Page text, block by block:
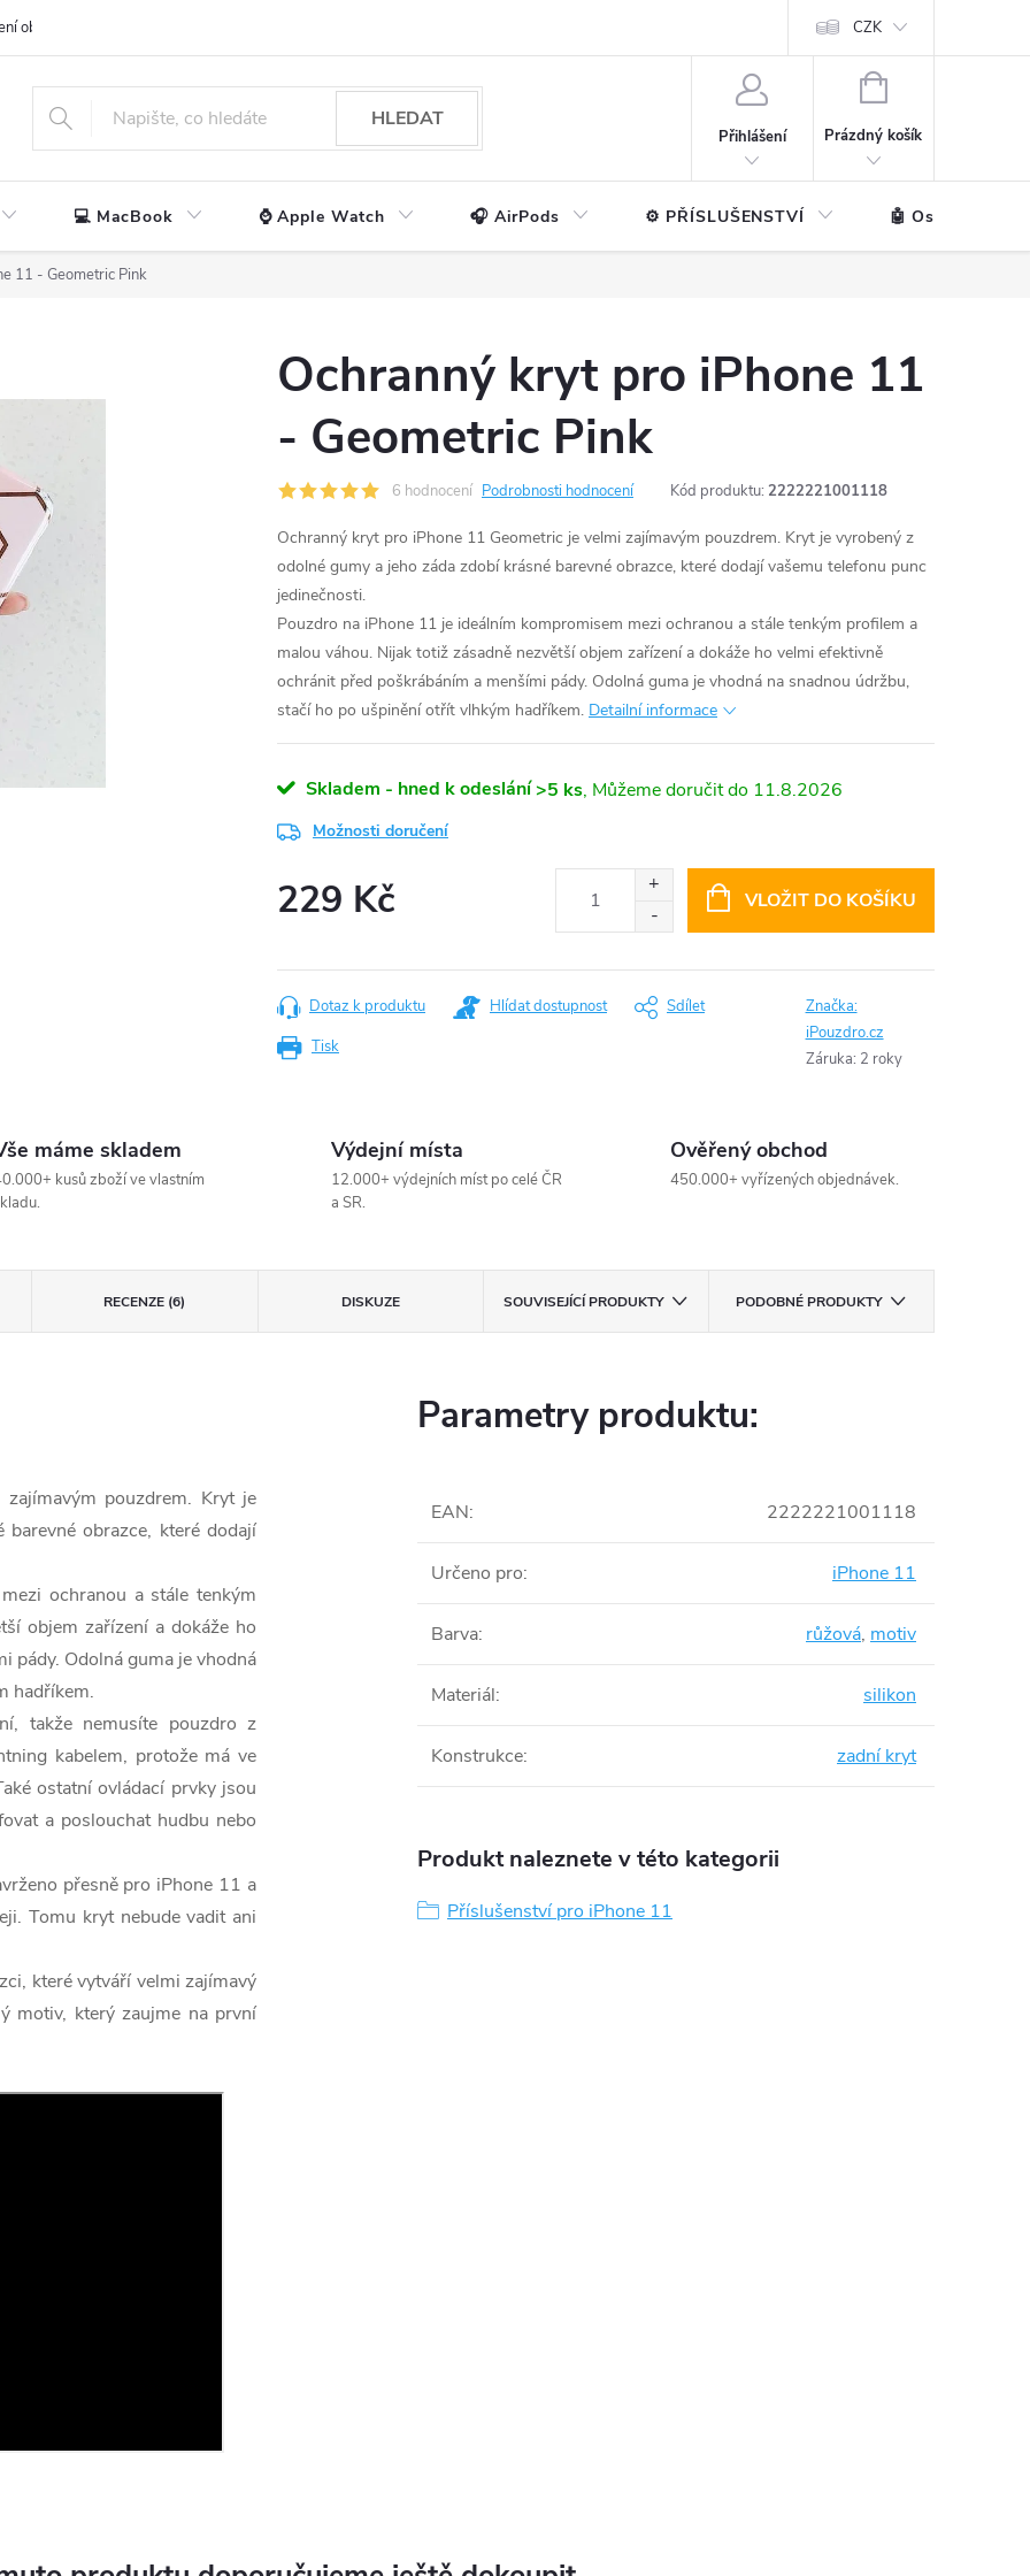
obchodu CZK
HLEDAT
Přihlášení
NÁKUPNÍ
Prázdný košík
💻 MacBook ⌚ Apple Watch 🎧 AirPods ⚙️ PŘÍSLUŠENSTVÍ 🤖 Ostatní
11 - Geometric Pink
Ochranný kryt pro iPhone 11
- Geometric Pink
6 hodnocení Podrobnosti hodnocení Kód produktu: 2222221001118
Ochranný kryt pro iPhone 11 Geometric je velmi zajímavým pouzdrem. Kryt je vyrobený z
odolné gumy a jeho záda zdobí krásné barevné obrazce, které dodají vašemu telefonu punc
jedinečnosti.
Pouzdro na iPhone 11 je ideálním kompromisem mezi ochranou a stále tenkým profilem a
malou váhou. Nijak totiž zásadně nezvětší objem zařízení a dokáže ho velmi efektivně
ochránit před poškrábáním a menšími pády. Odolná guma je vhodná na snadnou údržbu,
stačí ho po ušpinění otřít vlhkým hadříkem. Detailní informace
Skladem - hned k odeslání>5 ks 11.8.2026
Možnosti doručení
229 Kč VLOŽIT DO KOŠÍKU
Tisk
Dotaz k produktu Hlídat dostupnost Sdílet
Značka:
iPouzdro.cz
Záruka: 2 roky
máme skladem
kusů zboží ve vlastním
Výdejní místa
12.000+ výdejních míst po celé ČR
a SR.
Ověřený obchod
450.000+ vyřízených objednávek.
RECENZE (6) DISKUZE SOUVISEJÍCÍ PRODUKTY PODOBNÉ PRODUKTY
pouzdrem. Kryt je
obrazce, které dodají
ochranou a stále tenkým
objem zařízení a dokáže ho
pády. Odolná guma je vhodná
hadříkem.
takže nemusíte pouzdro z
kabelem, protože má ve
ostatní ovládací prvky jsou
a poslouchat hudbu nebo
přesně pro iPhone 11 a
Tomu kryt nebude vadit ani
které vytváří velmi zajímavý
motiv, který zaujme na první
Parametry produktu:
EAN: 2222221001118
Určeno pro: iPhone 11
Barva: růžová, motiv
Materiál: silikon
Konstrukce: zadní kryt
Produkt naleznete v této kategorii
Příslušenství pro iPhone 11